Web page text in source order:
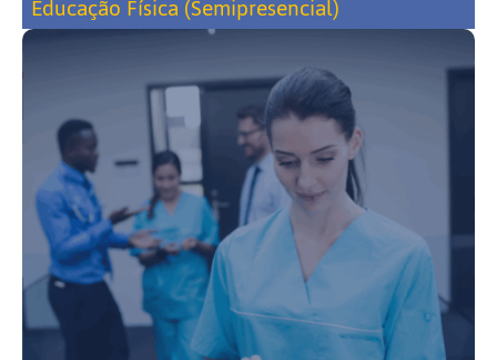
Educação Física (Semipresencial)